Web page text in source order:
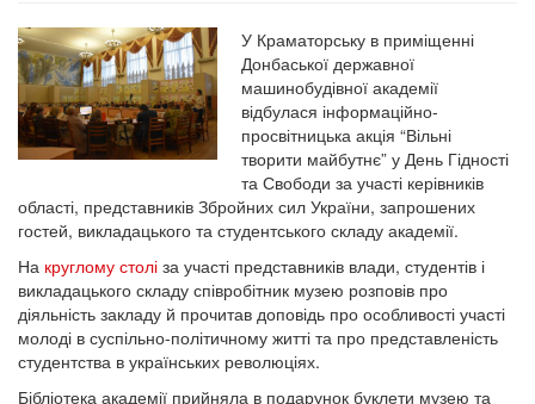
У Краматорську в приміщенні
Донбаської державної
машинобудівної академії
відбулася інформаційно-
просвітницька акція “Вільні
творити майбутнє” у День Гідності
та Свободи за участі керівників
області, представників Збройних сил України, запрошених
гостей, викладацького та студентського складу академії.
На круглому столі за участі представників влади, студентів і
викладацького складу співробітник музею розповів про
діяльність закладу й прочитав доповідь про особливості участі
молоді в суспільно-політичному житті та про представленість
студентства в українських революціях.
Бібліотека академії прийняла в подарунок буклети музею та